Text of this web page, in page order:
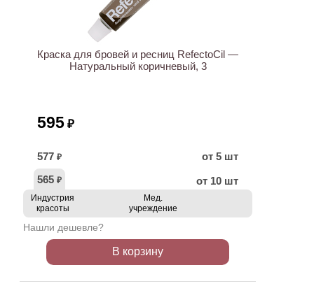
Краска для бровей и ресниц RefectoCil —
Натуральный коричневый, 3
595 ₽
577 ₽
от 5 шт
565 ₽ от 10 шт
Индустрия
красоты
Мед.
учреждение
Нашли дешевле?
В корзину